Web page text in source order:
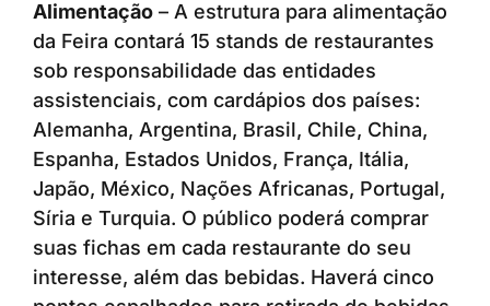
Alimentação – A estrutura para alimentação
da Feira contará 15 stands de restaurantes
sob responsabilidade das entidades
assistenciais, com cardápios dos países:
Alemanha, Argentina, Brasil, Chile, China,
Espanha, Estados Unidos, França, Itália,
Japão, México, Nações Africanas, Portugal,
Síria e Turquia. O público poderá comprar
suas fichas em cada restaurante do seu
interesse, além das bebidas. Haverá cinco